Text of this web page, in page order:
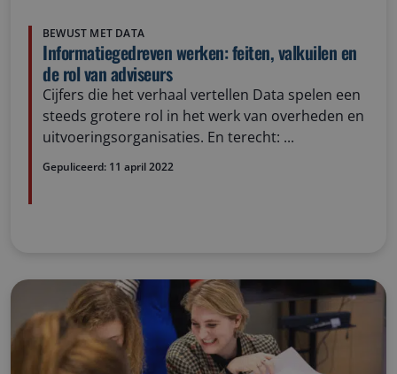
BEWUST MET DATA
Informatiegedreven werken: feiten, valkuilen en
de rol van adviseurs
Cijfers die het verhaal vertellen Data spelen een
steeds grotere rol in het werk van overheden en
uitvoeringsorganisaties. En terecht: ...
Gepuliceerd: 11 april 2022